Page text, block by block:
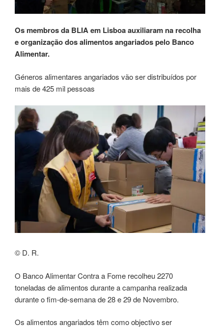
Os membros da BLIA em Lisboa auxiliaram na recolha
e organização dos alimentos angariados pelo Banco
Alimentar.
Géneros alimentares angariados vão ser distribuídos por
mais de 425 mil pessoas
© D. R.
O Banco Alimentar Contra a Fome recolheu 2270
toneladas de alimentos durante a campanha realizada
durante o fim-de-semana de 28 e 29 de Novembro.
Os alimentos angariados têm como objectivo ser